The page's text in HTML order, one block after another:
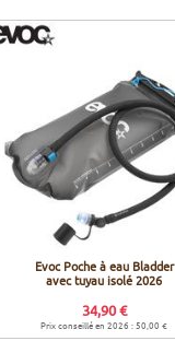
Evoc Poche à eau Bladder
avec tuyau isolé 2026
34,90 €
Prix conseillé en 2026 : 50,00 €